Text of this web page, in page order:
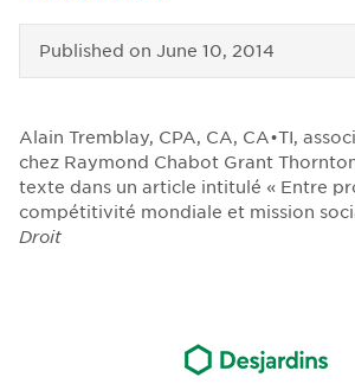
Published on June 10, 2014
Alain Tremblay, CPA, CA, CA•TI,
chez Raymond Chabot Grant
texte dans un article intitulé « Entre
compétitivité mondiale et mission
Droit